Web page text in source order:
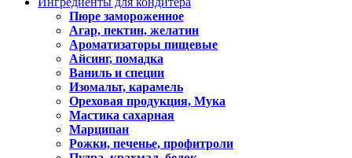
Пюре замороженное
Агар, пектин, желатин
Ароматизаторы пищевые
Айсинг, помадка
Ваниль и специи
Изомальт, карамель
Ореховая продукция, Мука
Мастика сахарная
Марципан
Рожки, печенье, профитроли